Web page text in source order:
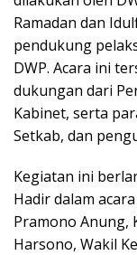
Ramadan dan
pendukung
DWP. Acara ini
dukungan dari
Kabinet, serta
Setkab, dan
Kegiatan ini
Hadir dalam
Pramono Anung,
Harsono, Wakil